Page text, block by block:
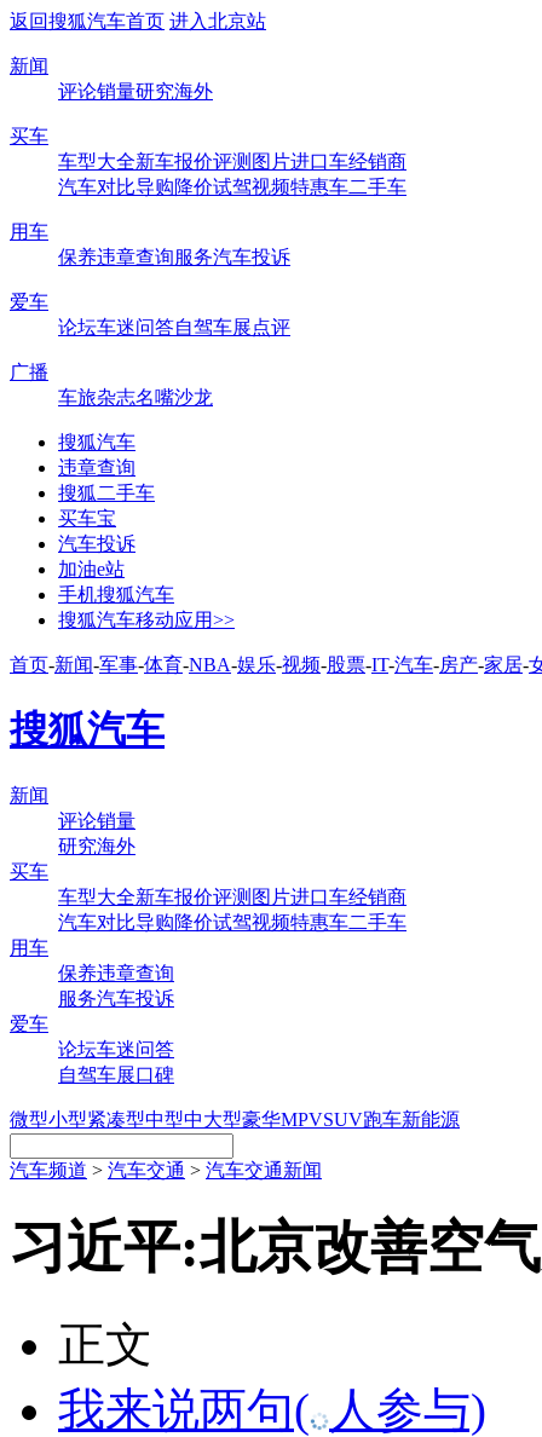
返回搜狐汽车首页 进入北京站
新闻
评论销量研究海外
买车
车型大全新车报价评测 图片进口车经销商
汽车对比导购降价试驾视频特惠车二手车
用车
保养违章查询服务汽车投诉
爱车
论坛车迷问答自驾车展点评
广播
车旅杂志名嘴沙龙
搜狐汽车
违章查询
搜狐二手车
买车宝
汽车投诉
加油e站
手机搜狐汽车
搜狐汽车移动应用>>
首页-新闻-军事-体育-NBA-娱乐-视频-股票-IT-汽车-房产-家居-
搜狐汽车
新闻
评论销量
研究海外
买车
车型大全新车报价评测 图片进口车经销商
汽车对比导购降价试驾视频特惠车二手车
用车
保养违章查询
服务汽车投诉
爱车
论坛车迷问答
自驾车展口碑
微型小型紧凑型中型中大型豪华MPVSUV跑车新能源
汽车频道 > 汽车交通 > 汽车交通新闻
习近平:北京改善空
正文
我来说两句( 人参与)